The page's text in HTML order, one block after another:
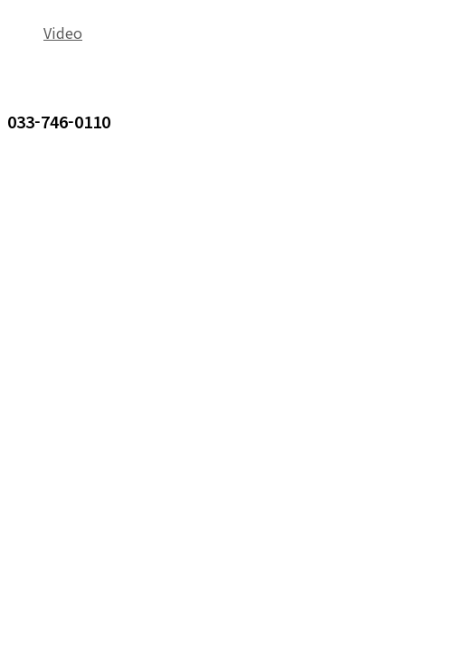
Video
033-746-0110